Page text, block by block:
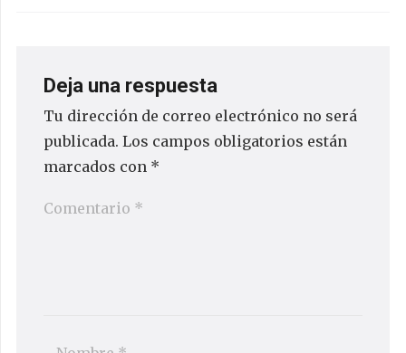
Deja una respuesta
Tu dirección de correo electrónico no será
publicada. Los campos obligatorios están
marcados con *